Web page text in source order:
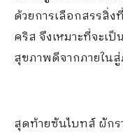
ด้วยการเลือกสรรสิ่
คริส จึงเหมาะที่จะเ
สุขภาพดีจากภายใน
สุดท้ายซันไบทส์ ผัก